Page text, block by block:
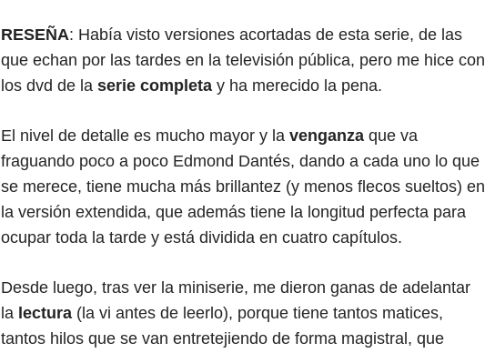
RESEÑA: Había visto versiones acortadas de esta serie, de las
que echan por las tardes en la televisión pública, pero me hice con
los dvd de la serie completa y ha merecido la pena.
El nivel de detalle es mucho mayor y la venganza que va
fraguando poco a poco Edmond Dantés, dando a cada uno lo que
se merece, tiene mucha más brillantez (y menos flecos sueltos) en
la versión extendida, que además tiene la longitud perfecta para
ocupar toda la tarde y está dividida en cuatro capítulos.
Desde luego, tras ver la miniserie, me dieron ganas de adelantar
la lectura (la vi antes de leerlo), porque tiene tantos matices,
tantos hilos que se van entretejiendo de forma magistral, que